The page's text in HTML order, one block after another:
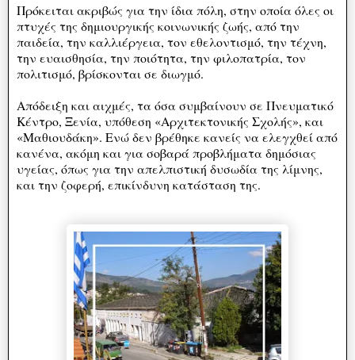
Πρόκειται ακριβώς για την ίδια πόλη, στην οποία όλες οι
πτυχές της δημιουργικής κοινωνικής ζωής, από την
παιδεία, την καλλιέργεια, τον εθελοντισμό, την τέχνη,
την ευαισθησία, την ποιότητα, την φιλοπατρία, τον
πολιτισμό, βρίσκονται σε διωγμό.
Απόδειξη και αιχμές, τα όσα συμβαίνουν σε Πνευματικό
Κέντρο, Ξενία, υπόθεση «Αρχιτεκτονικής Σχολής», και
«Μαθιουδάκη». Ενώ δεν βρέθηκε κανείς να ελεγχθεί από
κανένα, ακόμη και για σοβαρά προβλήματα δημόσιας
υγείας, όπως για την απελπιστική δυσωδία της λίμνης,
και την ζοφερή, επικίνδυνη κατάσταση της.